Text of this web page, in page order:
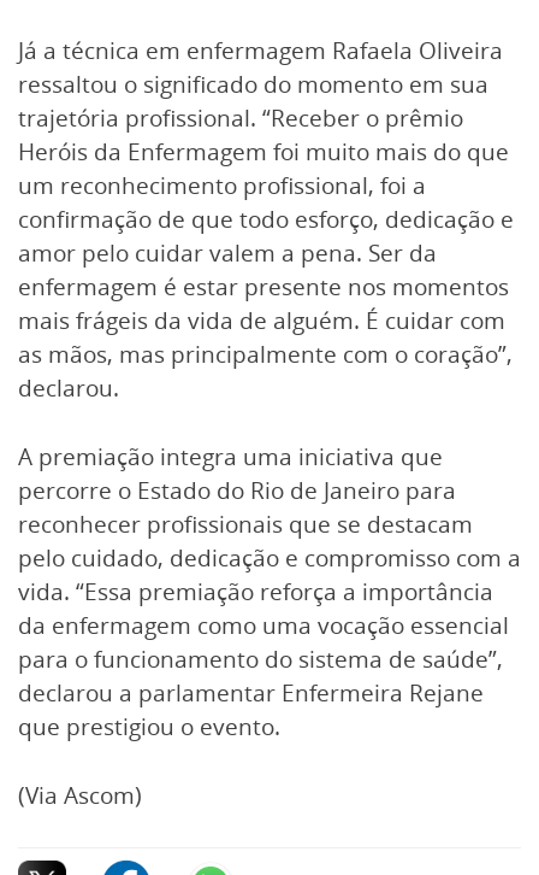
Já a técnica em enfermagem Rafaela Oliveira
ressaltou o significado do momento em sua
trajetória profissional. “Receber o prêmio
Heróis da Enfermagem foi muito mais do que
um reconhecimento profissional, foi a
confirmação de que todo esforço, dedicação e
amor pelo cuidar valem a pena. Ser da
enfermagem é estar presente nos momentos
mais frágeis da vida de alguém. É cuidar com
as mãos, mas principalmente com o coração”,
declarou.
A premiação integra uma iniciativa que
percorre o Estado do Rio de Janeiro para
reconhecer profissionais que se destacam
pelo cuidado, dedicação e compromisso com a
vida. “Essa premiação reforça a importância
da enfermagem como uma vocação essencial
para o funcionamento do sistema de saúde”,
declarou a parlamentar Enfermeira Rejane
que prestigiou o evento.
(Via Ascom)